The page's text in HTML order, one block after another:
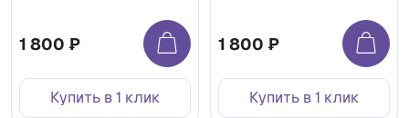
1 800 ₽
Купить в 1 клик
1 800 ₽
Купить в 1 клик